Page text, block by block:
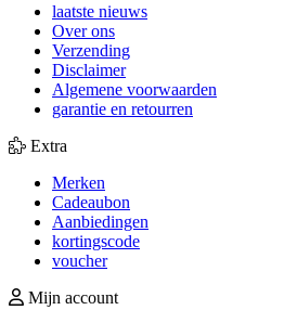
laatste nieuws
Over ons
Verzending
Disclaimer
Algemene voorwaarden
garantie en retourren
Extra
Merken
Cadeaubon
Aanbiedingen
kortingscode
voucher
Mijn account